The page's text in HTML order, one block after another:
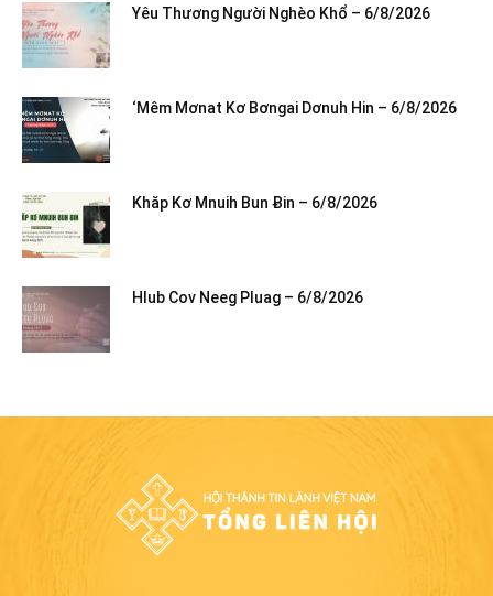
Yêu Thương Người Nghèo Khổ – 6/8/2026
‘Mêm Mơnat Kơ Bơngai Dơnuh Hin – 6/8/2026
Khăp Kơ Mnuih Bun Ƀin – 6/8/2026
Hlub Cov Neeg Pluag – 6/8/2026